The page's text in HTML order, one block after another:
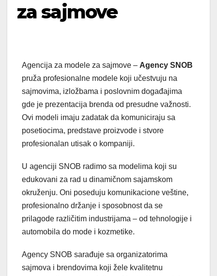
za sajmove
Agencija za modele za sajmove – Agency SNOB
pruža profesionalne modele koji učestvuju na
sajmovima, izložbama i poslovnim događajima
gde je prezentacija brenda od presudne važnosti.
Ovi modeli imaju zadatak da komuniciraju sa
posetiocima, predstave proizvode i stvore
profesionalan utisak o kompaniji.
U agenciji SNOB radimo sa modelima koji su
edukovani za rad u dinamičnom sajamskom
okruženju. Oni poseduju komunikacione veštine,
profesionalno držanje i sposobnost da se
prilagode različitim industrijama – od tehnologije i
automobila do mode i kozmetike.
Agency SNOB sarađuje sa organizatorima
sajmova i brendovima koji žele kvalitetnu